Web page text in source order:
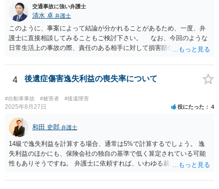
交通事故に強い弁護士
清水 卓 弁護士
このように、事案によって結論が分かれることがあるため、一度、弁
護士に直接相談してみることもご検討下さい。 なお、今回のような
日常生活上の事故の際、責任のある相手に対して損害賠償請求する際
す（ご自宅の火災保険や自動車の任意保険等を確認してみて下さい。
加入したつもりがなくても、確認してみたら付いていたということが
4 後遺症傷害逸失利益の喪失率について
#自動車事故 #被害者 #後遺障害
2025年8月27日 役にたった 4
和田 史郎 弁護士
14級で逸失利益を計算する場合、通常は5%で計算するでしょう。 逸
失利益のほかにも、保険会社の独自の基準で低く算定されている可能
性もありそうですね。 弁護士に依頼すれば、いわゆる裁判基準程度の